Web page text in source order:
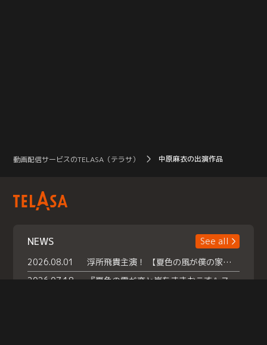
動画配信サービスのTELASA（テラサ） 中原麻衣の出演作品
NEWS
See all
2026.08.01
浮所飛貴主演！ 【夏色の風が僕の家にやってきた】 本日よりテラサで独占配信スタート！
2026.07.18
『夏色の雲が恋と嵐をまきおこす』スペシャルメイキング 【Part1】2026年７月18日（土）23時30分～配信スタート！話題のシーンの裏側を大公開！豪華キャスト大集合！ 『武宮家 真夏の家族会議』開催！